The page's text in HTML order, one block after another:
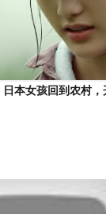
日本女孩回到农村